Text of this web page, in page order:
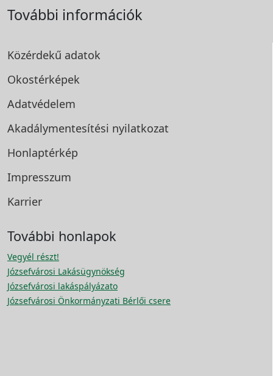
További információk
Közérdekű adatok
Okostérképek
Adatvédelem
Akadálymentesítési nyilatkozat
Honlaptérkép
Impresszum
Karrier
További honlapok
Vegyél részt!
Józsefvárosi Lakásügynökség
Józsefvárosi lakáspályázato
Józsefvárosi Önkormányzati Bérlői csere